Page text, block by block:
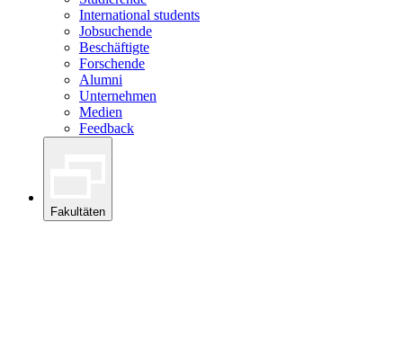
International students
Jobsuchende
Beschäftigte
Forschende
Alumni
Unternehmen
Medien
Feedback
Fakultäten